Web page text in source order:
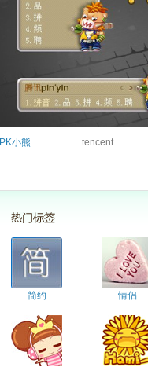
PK小熊 tencent
简约 情侣